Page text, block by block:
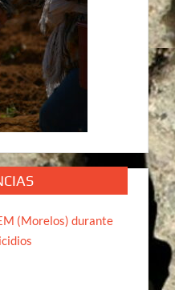
(Morelos) durante